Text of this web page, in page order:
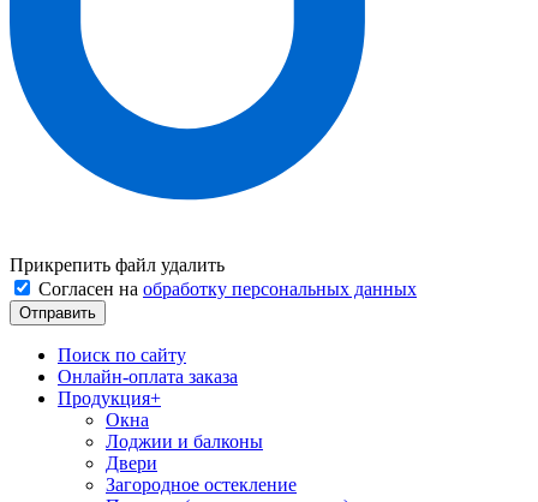
Прикрепить файл удалить
Согласен на обработку персональных данных
Поиск по сайту
Онлайн-оплата заказа
Продукция+
Окна
Лоджии и балконы
Двери
Загородное остекление